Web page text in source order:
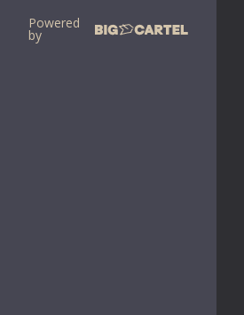
Powered
by